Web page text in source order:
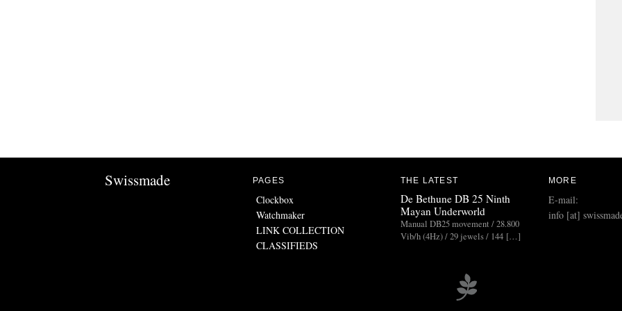
Swissmade PAGES
Clockbox
Watchmaker
LINK COLLECTION
CLASSIFIEDS
THE LATEST
De Bethune DB 25 Ninth
Mayan Underworld
Manual DB25 movement / 28.800
Vib/h (4Hz) / 29 jewels / 144 […]
MORE
E-mail:
info [at]